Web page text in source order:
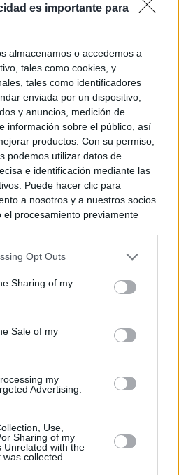
es importante para
almacenamos o accedemos a
tales como cookies, y
tales como identificadores
enviada por un dispositivo,
y anuncios, medición de
información sobre el público, así
productos. Con su permiso,
podemos utilizar datos de
e identificación mediante las
Puede hacer clic para
a nosotros y a nuestros socios
el procesamiento previamente
en cuenta que algún
usted tiene el derecho de
Sus preferencias se aplicarán
de nuevo en este sitio web o
privacidad.
Opt Outs
Sharing of my
Sale of my
my
Advertising.
Use,
Sharing of my
Unrelated with the
collected.